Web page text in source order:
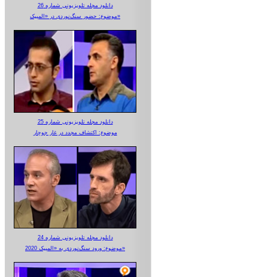
دانلود مجله تلویزیونی شماره 26
موضوع: حضور سنگ‌نوردی در «المپیک»
دانلود مجله تلویزیونی شماره 25
موضوع: اکتشاف مجدد در غار جوجار
دانلود مجله تلویزیونی شماره 24
موضوع: ورود سنگ‌نوردی به «المپیک 2020»